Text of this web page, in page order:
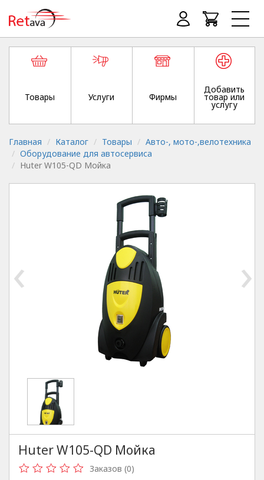
Товары Услуги Фирмы
Добавить
товар или
услугу
Главная Каталог Товары
Авто-, мото-,велотехника
Оборудование для автосервиса
Huter W105-QD Мойка
‹ ›
Huter W105-QD Мойка
Заказов (0)